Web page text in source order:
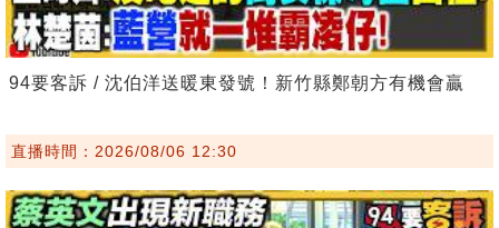
94要客訴 / 沈伯洋送暖東發號！新竹縣鄭朝方有機會贏
直播時間：2026/08/06 12:30